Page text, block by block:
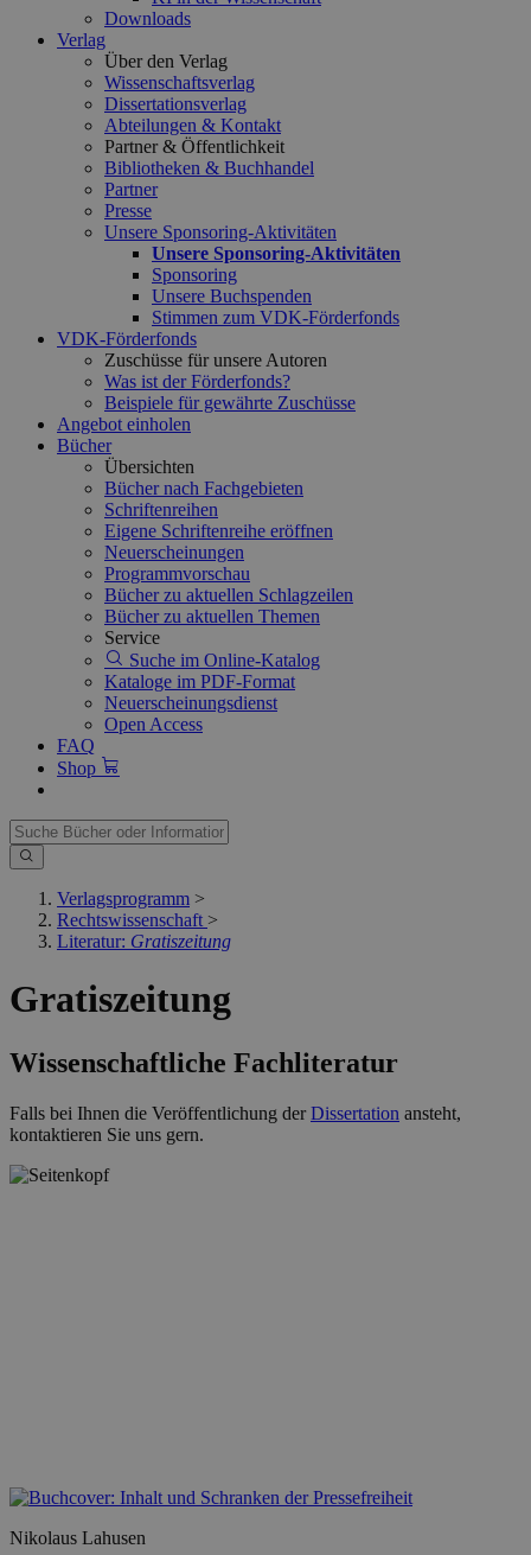
Downloads
Verlag
Über den Verlag
Wissenschaftsverlag
Dissertationsverlag
Abteilungen & Kontakt
Partner & Öffentlichkeit
Bibliotheken & Buchhandel
Partner
Presse
Unsere Sponsoring-Aktivitäten
Unsere Sponsoring-Aktivitäten
Sponsoring
Unsere Buchspenden
Stimmen zum VDK-Förderfonds
VDK-Förderfonds
Zuschüsse für unsere Autoren
Was ist der Förderfonds?
Beispiele für gewährte Zuschüsse
Angebot einholen
Bücher
Übersichten
Bücher nach Fachgebieten
Schriftenreihen
Eigene Schriftenreihe eröffnen
Neuerscheinungen
Programmvorschau
Bücher zu aktuellen Schlagzeilen
Bücher zu aktuellen Themen
Service
Suche im Online-Katalog
Kataloge im PDF-Format
Neuerscheinungsdienst
Open Access
FAQ
Shop
Verlagsprogramm >
Rechtswissenschaft >
Literatur: Gratiszeitung
Gratiszeitung
Wissenschaftliche Fachliteratur
Falls bei Ihnen die Veröffentlichung derDissertation ansteht,
kontaktieren Sie uns gern.
Nikolaus Lahusen